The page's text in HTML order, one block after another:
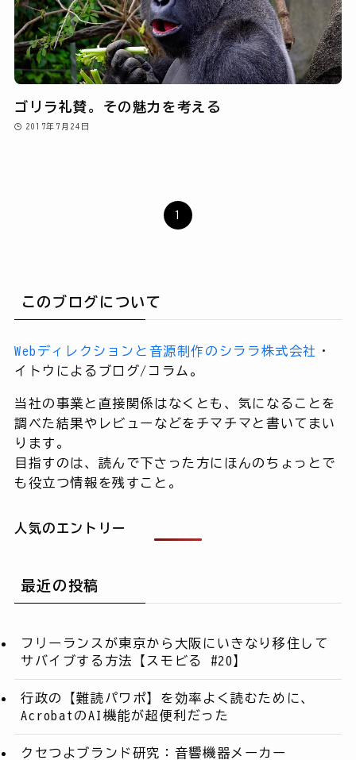
ゴリラ礼賛。その魅力を考える
2017年7月24日
1
このブログについて
Webディレクションと音源制作のシララ株式会社
・
イトウによるブログ/コラム。
当社の事業と直接関係はなくとも、気になることを
調べた結果やレビューなどをチマチマと書いてまい
ります。
目指すのは、読んで下さった方にほんのちょっとで
も役立つ情報を残すこと。
人気のエントリー
最近の投稿
フリーランスが東京から大阪にいきなり移住して
サバイブする方法【スモビる #20】
行政の【難読パワポ】を効率よく読むために、
AcrobatのAI機能が超便利だった
クセつよブランド研究：音響機器メーカー